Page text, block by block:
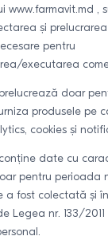
www.farmavit.md ,
și
pentru
executarea
doar
produsele pe
cookies și
date cu
pentru perioada
a fost colectată și
Legea nr. 133/